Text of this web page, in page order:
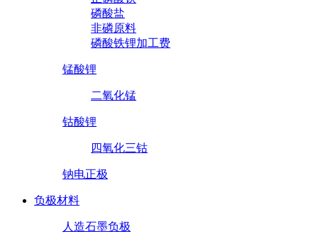
磷酸盐
非磷原料
磷酸铁锂加工费
锰酸锂
二氧化锰
钴酸锂
四氧化三钴
钠电正极
负极材料
人造石墨负极